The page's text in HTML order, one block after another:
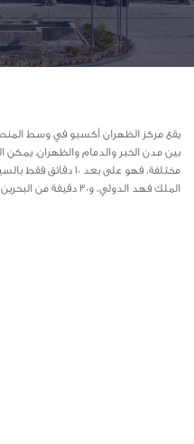
يقع مركز الظهران أكسبو في وسط
بين مدن الخبر والدمام والظهران.
الملك فهد الدولي، و30 دقيقة من البحرين، وثلاث ساعات ونصف من الرياض والكويت.